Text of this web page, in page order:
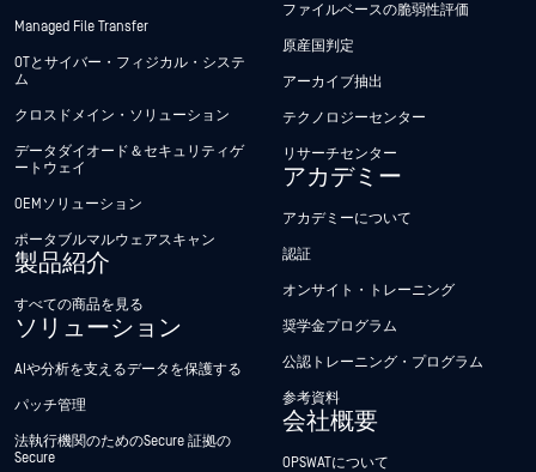
Managed File Transfer
OTとサイバー・フィジカル・システ
ム
クロスドメイン・ソリューション
データダイオード＆セキュリティゲ
ートウェイ
OEMソリューション
ポータブルマルウェアスキャン
製品紹介
すべての商品を見る
ソリューション
AIや分析を支えるデータを保護する
パッチ管理
法執行機関のためのSecure 証拠の
Secure
ファイルベースの脆弱性評価
原産国判定
アーカイブ抽出
テクノロジーセンター
リサーチセンター
アカデミー
アカデミーについて
認証
オンサイト・トレーニング
奨学金プログラム
公認トレーニング・プログラム
参考資料
会社概要
OPSWATについて